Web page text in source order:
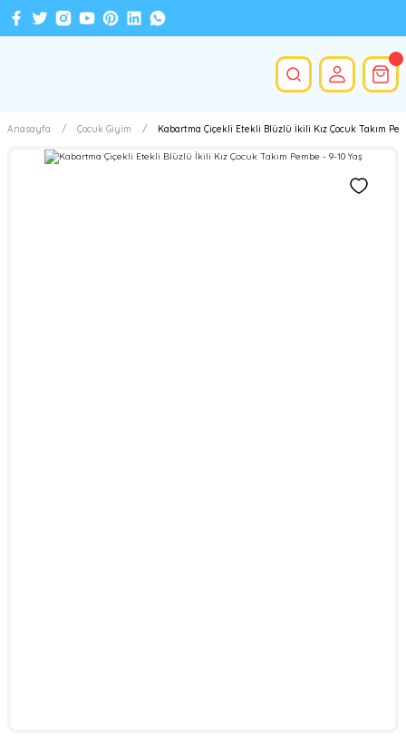
Anasayfa Çocuk Giyim Kabartma Çiçekli Etekli Blüzlü İkili Kız Çocuk Takım